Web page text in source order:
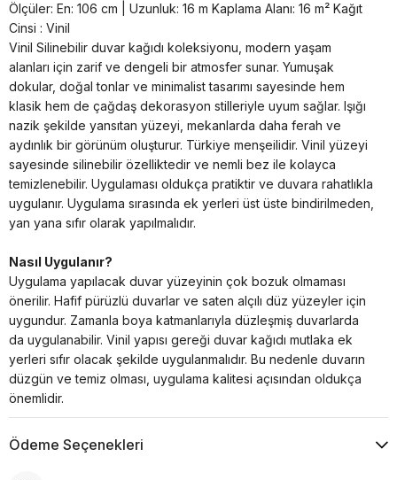
Ölçüler: En: 106 cm | Uzunluk: 16 m Kaplama Alanı: 16 m² Kağıt
Cinsi : Vinil
Vinil Silinebilir duvar kağıdı koleksiyonu, modern yaşam
alanları için zarif ve dengeli bir atmosfer sunar. Yumuşak
dokular, doğal tonlar ve minimalist tasarımı sayesinde hem
klasik hem de çağdaş dekorasyon stilleriyle uyum sağlar. Işığı
nazik şekilde yansıtan yüzeyi, mekanlarda daha ferah ve
aydınlık bir görünüm oluşturur. Türkiye menşeilidir. Vinil yüzeyi
sayesinde silinebilir özelliktedir ve nemli bez ile kolayca
temizlenebilir. Uygulaması oldukça pratiktir ve duvara rahatlıkla
uygulanır. Uygulama sırasında ek yerleri üst üste bindirilmeden,
yan yana sıfır olarak yapılmalıdır.
Nasıl Uygulanır?
Uygulama yapılacak duvar yüzeyinin çok bozuk olmaması
önerilir. Hafif pürüzlü duvarlar ve saten alçılı düz yüzeyler için
uygundur. Zamanla boya katmanlarıyla düzleşmiş duvarlarda
da uygulanabilir. Vinil yapısı gereği duvar kağıdı mutlaka ek
yerleri sıfır olacak şekilde uygulanmalıdır. Bu nedenle duvarın
düzgün ve temiz olması, uygulama kalitesi açısından oldukça
önemlidir.
Ödeme Seçenekleri